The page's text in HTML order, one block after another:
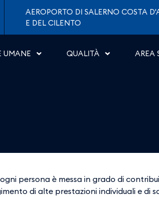
AEROPORTO DI SALERNO COSTA
E DEL CILENTO
UMANE QUALITÀ AREA
persona è messa in grado di
di alte prestazioni individuali e di